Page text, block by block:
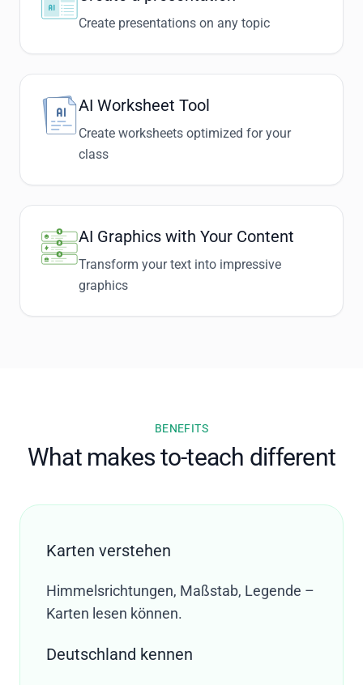
Create presentations on any topic
AI Worksheet Tool
Create worksheets optimized for your
class
AI Graphics with Your Content
Transform your text into impressive
graphics
BENEFITS
What makes to-teach different
Karten verstehen
Himmelsrichtungen, Maßstab, Legende –
Karten lesen können.
Deutschland kennen